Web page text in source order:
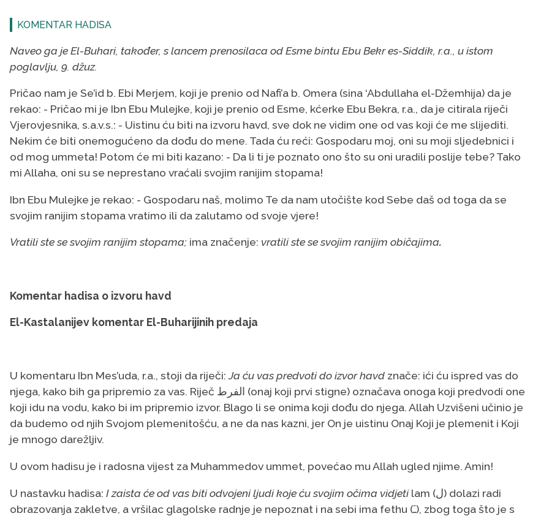
KOMENTAR HADISA
Naveo ga je El-Buhari, također, s lancem prenosilaca od Esme bintu Ebu Bekr es-Siddik, r.a., u istom
poglavlju, 9. džuz.
Pričao nam je Se’id b. Ebi Merjem, koji je prenio od Nafi’a b. Omera (sina ‘Abdullaha el-Džemhija) da je
rekao: - Pričao mi je Ibn Ebu Mulejke, koji je prenio od Esme, kćerke Ebu Bekra, r.a., da je citirala riječi
Vjerovjesnika, s.a.v.s.: - Uistinu ću biti na izvoru havd, sve dok ne vidim one od vas koji će me slijediti.
Nekim će biti onemogućeno da dođu do mene. Tada ću reći: Gospodaru moj, oni su moji sljedebnici i
od mog ummeta! Potom će mi biti kazano: - Da li ti je poznato ono što su oni uradili poslije tebe? Tako
mi Allaha, oni su se neprestano vraćali svojim ranijim stopama!
Ibn Ebu Mulejke je rekao: - Gospodaru naš, molimo Te da nam utočište kod Sebe daš od toga da se
svojim ranijim stopama vratimo ili da zalutamo od svoje vjere!
Vratili ste se svojim ranijim stopama; ima značenje: vratili ste se svojim ranijim običajima.
Komentar hadisa o izvoru havd
El-Kastalanijev komentar El-Buharijinih predaja
U komentaru Ibn Mes’uda, r.a., stoji da riječi:Ja ću vas predvoti do izvor havd znače: ići ću ispred vas do
njega, kako bih ga pripremio za vas. Riječ الفرط (onaj koji prvi stigne) označava onoga koji predvodi one
koji idu na vodu, kako bi im pripremio izvor. Blago li se onima koji dođu do njega. Allah Uzvišeni učinio je
da budemo od njih Svojom plemenitošću, a ne da nas kazni, jer On je uistinu Onaj Koji je plemenit i Koji
je mnogo darežljiv.
U ovom hadisu je i radosna vijest za Muhammedov ummet, povećao mu Allah ugled njime. Amin!
U nastavku hadisa: I zaista će od vas biti odvojeni ljudi koje ću svojim očima vidjetilam (ل) dolazi radi
obrazovanja zakletve, a vršilac glagolske radnje je nepoznat i na sebi ima fethu (ﹷ), zbog toga što je s